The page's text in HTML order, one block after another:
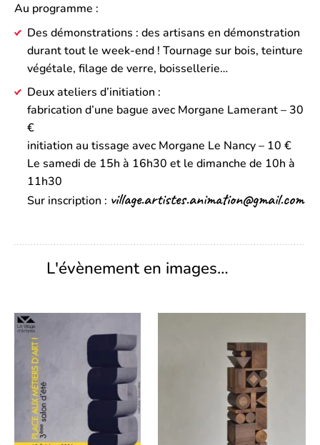
Au programme :
Des démonstrations : des artisans en démonstration
durant tout le week-end ! Tournage sur bois, teinture
végétale, filage de verre, boissellerie…
Deux ateliers d’initiation :
fabrication d’une bague avec Morgane Lamerant – 30
€
initiation au tissage avec Morgane Le Nancy – 10 €
Le samedi de 15h à 16h30 et le dimanche de 10h à
11h30
Sur inscription : village.artistes.animation@gmail.com
L'évènement en images…